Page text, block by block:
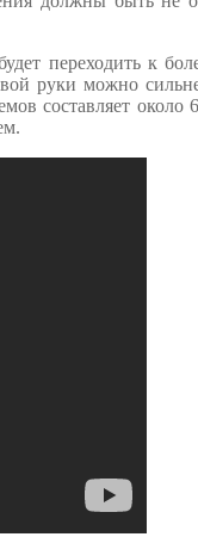
переходить к
руки можно
составляет